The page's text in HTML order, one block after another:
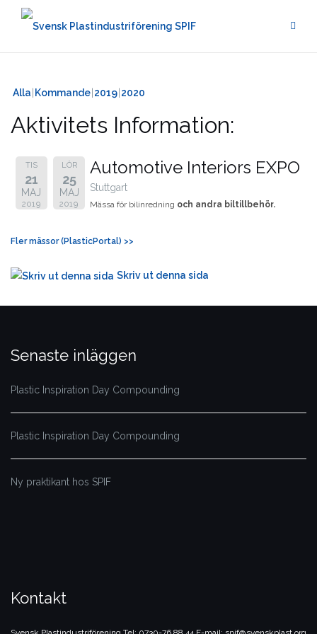
Hoppa
Alla Kommande 2019 2020
Aktivitets Information:
TIS
21
MAJ
2019
LÖR
25
MAJ
2019
Automotive Interiors EXPO
Stuttgart
Mässa för bilinredning och andra biltillbehör.
Fler mässor (PlasticPortal) >>
Skriv ut denna sida
Senaste inläggen
Plastic Inspiration Day Compounding
Plastic Inspiration Day Compounding
Ny praktikant hos SPIF
Kontakt